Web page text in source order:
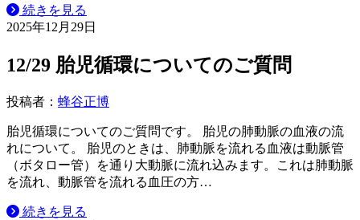
続きを見る
2025年12月29日
12/29 胎児循環についてのご質問
投稿者： 蜂谷正博
胎児循環についてのご質問です。 胎児の肺動脈の血液の流
れについて。 胎児のときは、肺動脈を流れる血液は動脈管
（ボタロー管）を通り大動脈に流れ込みます。これは肺動脈
を流れ、動脈管を流れる血圧の方…
続きを見る